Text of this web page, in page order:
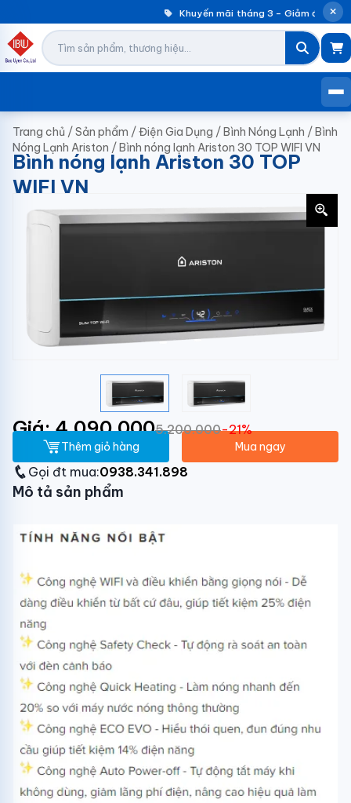
Khuyến mãi tháng 3 – Giảm đến
Trang chủ /Sản phẩm /Điện Gia Dụng /Bình Nóng Lạnh /Bình
Nóng Lạnh Ariston /Bình nóng lạnh Ariston 30 TOP WIFI VN
Bình nóng lạnh Ariston 30 TOP
WIFI VN
Giá: 4.090.0005.200.000-21%
Thêm giỏ hàng Mua ngay
Gọi đt mua:0938.341.898
Mô tả sản phẩm